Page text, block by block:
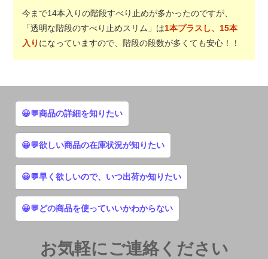
今まで14本入りの階段すべり止めが多かったのですが、
「透明な階段のすべり止めスリム」は1本プラスし、15本
入り になっていますので、階段の段数が多くても安心！！
😀💬商品の詳細を知りたい
😀💬欲しい商品の在庫状況が知りたい
😀💬早く欲しいので、いつ出荷か知りたい
😀💬どの商品を使っていいかわからない
お気軽にご連絡ください